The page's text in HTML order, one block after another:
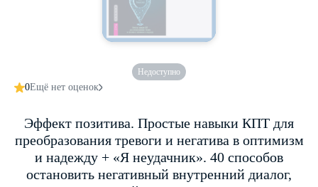
Недоступно
0Ещё нет оценок
Эффект позитива. Простые навыки КПТ для
преобразования тревоги и негатива в оптимизм
и надежду + «Я неудачник». 40 способов
остановить негативный внутренний диалог,